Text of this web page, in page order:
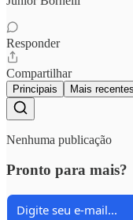
Responder
Compartilhar
Principais Mais recentes
Nenhuma publicação
Pronto para mais?